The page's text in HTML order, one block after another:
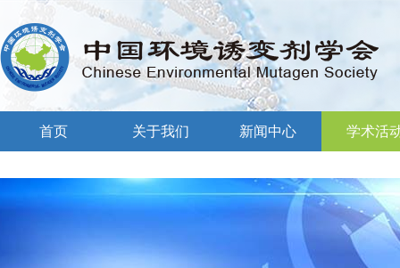
首页 关于我们 新闻中心 学术活